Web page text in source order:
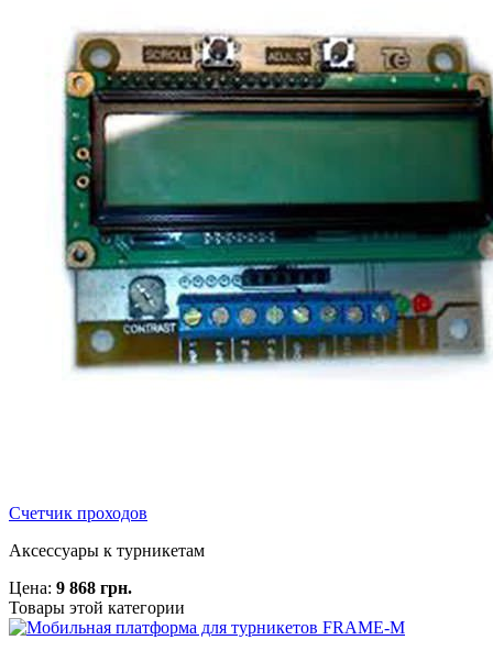
Счетчик проходов
Аксессуары к турникетам
Цена: 9 868 грн.
Товары этой категории